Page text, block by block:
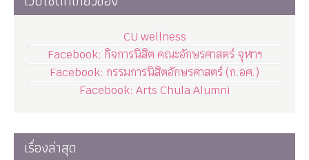
CU wellness
Facebook: กิจการนิสิต คณะอักษรศาสตร์ จุฬาฯ
Facebook: กรรมการนิสิตอักษรศาสตร์ (ก.อศ.)
Facebook: Arts Chula Alumni
เรื่องล่าสุด